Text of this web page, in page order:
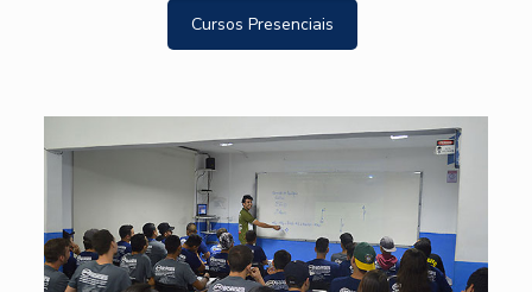
Cursos Presenciais